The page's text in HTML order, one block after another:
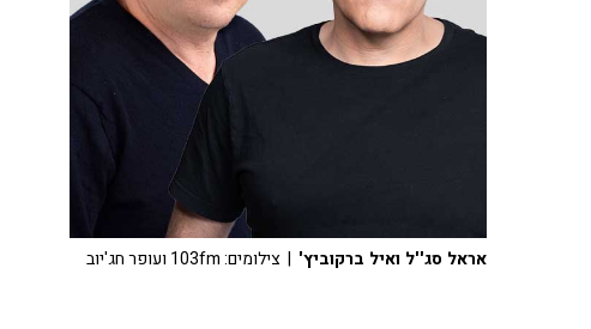
אראל סג''ל ואיל ברקוביץ' | צילומים: 103fm ועופר חג'יוב